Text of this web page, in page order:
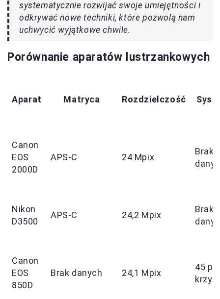
systematycznie rozwijać swoje umiejętności i
odkrywać nowe techniki, które pozwolą nam
uchwycić wyjątkowe chwile.
Porównanie aparatów lustrzankowych
Aparat Matryca Rozdzielczość
Canon
EOS
2000D
APS-C 24 Mpix
Brak
Nikon
D3500
APS-C 24,2 Mpix
Brak
Canon
EOS
850D
Brak danych 24,1 Mpix
45